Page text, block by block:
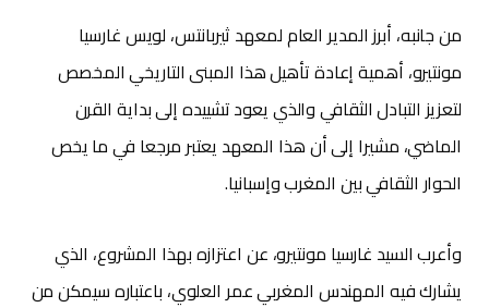
من جانبه، أبرز المدير العام لمعهد ثيربانتس، لويس غارسيا
مونتيرو، أهمية إعادة تأهيل هذا المبنى التاريخي المخصص
لتعزيز التبادل الثقافي والذي يعود تشييده إلى بداية القرن
الماضي، مشيرا إلى أن هذا المعهد يعتبر مرجعا في ما يخص
الحوار الثقافي بين المغرب وإسبانيا.
وأعرب السيد غارسيا مونتيرو، عن اعتزازه بهذا المشروع، الذي
يشارك فيه المهندس المغربي عمر العلوي، باعتباره سيمكن من